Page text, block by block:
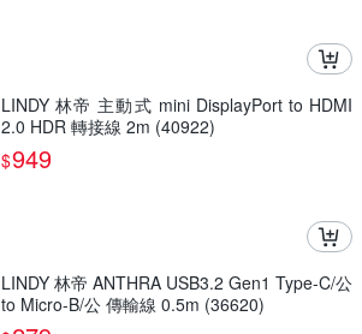
LINDY 林帝 主動式 mini DisplayPort to HDMI
2.0 HDR 轉接線 2m (40922)
$949
LINDY 林帝 ANTHRA USB3.2 Gen1 Type-C/公
to Micro-B/公 傳輸線 0.5m (36620)